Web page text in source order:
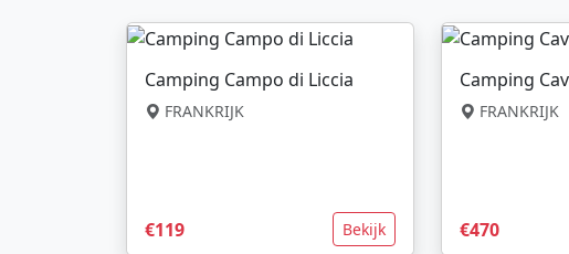
Camping Campo di Liccia
FRANKRIJK
€119 Bekijk
Camping
FRANKRIJK
€470